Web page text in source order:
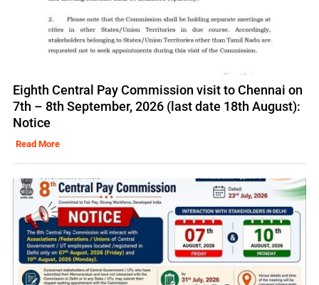
Eighth Central Pay Commission visit to Chennai on
7th – 8th September, 2026 (last date 18th August):
Notice
Read More